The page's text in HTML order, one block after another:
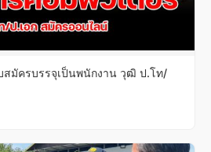
มัครบรรจุเป็นพนักงาน วุฒิ ป.โท/